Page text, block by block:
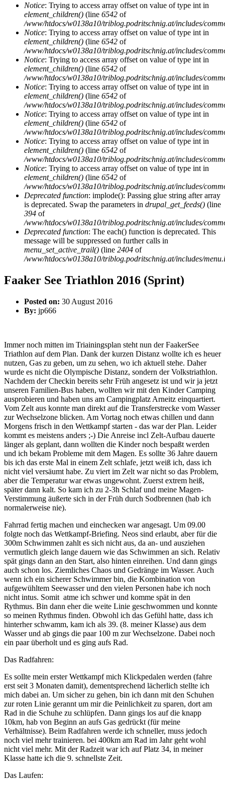
Notice: Trying to access array offset on value of type int in
element_children() (line 6542 of
/www/htdocs/w0138a10/triblog.podritschnig.at/includes/
Notice: Trying to access array offset on value of type int in
element_children() (line 6542 of
/www/htdocs/w0138a10/triblog.podritschnig.at/includes/
Notice: Trying to access array offset on value of type int in
element_children() (line 6542 of
/www/htdocs/w0138a10/triblog.podritschnig.at/includes/
Notice: Trying to access array offset on value of type int in
element_children() (line 6542 of
/www/htdocs/w0138a10/triblog.podritschnig.at/includes/
Notice: Trying to access array offset on value of type int in
element_children() (line 6542 of
/www/htdocs/w0138a10/triblog.podritschnig.at/includes/
Notice: Trying to access array offset on value of type int in
element_children() (line 6542 of
/www/htdocs/w0138a10/triblog.podritschnig.at/includes/
Notice: Trying to access array offset on value of type int in
element_children() (line 6542 of
/www/htdocs/w0138a10/triblog.podritschnig.at/includes/
Deprecated function: implode(): Passing glue string after array
is deprecated. Swap the parameters in drupal_get_feeds() (line
394 of
/www/htdocs/w0138a10/triblog.podritschnig.at/includes/
Deprecated function: The each() function is deprecated. This
message will be suppressed on further calls in
menu_set_active_trail() (line 2404 of
/www/htdocs/w0138a10/triblog.podritschnig.at/includes/
Faaker See Triathlon 2016 (Sprint)
Posted on: 30 August 2016
By: jp666
Immer noch mitten im Triainingsplan steht nun der FaakerSee
Triathlon auf dem Plan. Dank der kurzen Distanz wollte ich es heuer
nutzen, Gas zu geben, um zu sehen, wo ich aktuell stehe. Daher
wurde es nicht die Olympische Distanz, sondern der Volkstriathlon.
Nachdem der Checkin bereits sehr Früh angesetz ist und wir ja jetzt
unseren Familien-Bus haben, wollten wir mit den Kinder Camping
ausprobieren und haben uns am Campingplatz Arneitz einquartiert.
Vom Zelt aus konnte man direkt auf die Transferstrecke vom Wasser
zur Wechselzone blicken. Am Vortag noch etwas chillen und dann
Morgens frisch in den Wettkampf starten - das war der Plan. Leider
kommt es meistens anders ;-) Die Anreise incl Zelt-Aufbau dauerte
länger als geplant, dann wollten die Kinder noch bespaßt werden
und ich bekam Probleme mit dem Magen. Es sollte 36 Jahre dauern
bis ich das erste Mal in einem Zelt schlafe, jetzt weiß ich, dass ich
nicht viel versäumt habe. Zu viert im Zelt war nicht so das Problem,
aber die Temperatur war etwas ungewohnt. Zuerst extrem heiß,
später dann kalt. So kam ich zu 2-3h Schlaf und meine Magen-
Verstimmung äußerte sich in der Früh durch Sodbrennen (hab ich
normalerweise nie).
Fahrrad fertig machen und einchecken war angesagt. Um 09.00
folgte noch das Wettkampf-Briefing. Neos sind erlaubt, aber für die
300m Schwimmen zahlt es sich nicht aus, da an- und ausziehen
vermutlich gleich lange dauern wie das Schwimmen an sich. Relativ
spät gings dann an den Start, also hinten einreihen. Und dann gings
auch schon los. Ziemliches Chaos und Gedränge im Wasser. Auch
wenn ich ein sicherer Schwimmer bin, die Kombination von
aufgewühltem Seewasser und den vielen Personen habe ich noch
nicht intus. Somit atme ich schwer und komme spät in den
Rythmus. Bin dann eher die weite Linie geschwommen und konnte
so meinen Rythmus finden. Obwohl ich das Gefühl hatte, dass ich
hinterher schwamm, kam ich als 39. (8. meiner Klasse) aus dem
Wasser und ab gings die paar 100 m zur Wechselzone. Dabei noch
ein paar überholt und es ging aufs Rad.
Das Radfahren:
Es sollte mein erster Wettkampf mich Klickpedalen werden (fahre
erst seit 3 Monaten damit), dementsprechend lächerlich stellte ich
mich dabei an. Um sicher zu gehen, bin ich dann mit den Schuhen
zur roten Linie gerannt um mir die Peinlichkeit zu sparen, dort am
Rad in die Schuhe zu schlüpfen. Dann gings los auf die knapp
10km, hab von Beginn an aufs Gas gedrückt (für meine
Verhältnisse). Beim Radfahren werde ich schneller, muss jedoch
noch viel mehr trainieren. bei 400km am Rad im Jahr geht wohl
nicht viel mehr. Mit der Radzeit war ich auf Platz 34, in meiner
Klasse hatte ich die 9. schnellste Zeit.
Das Laufen: